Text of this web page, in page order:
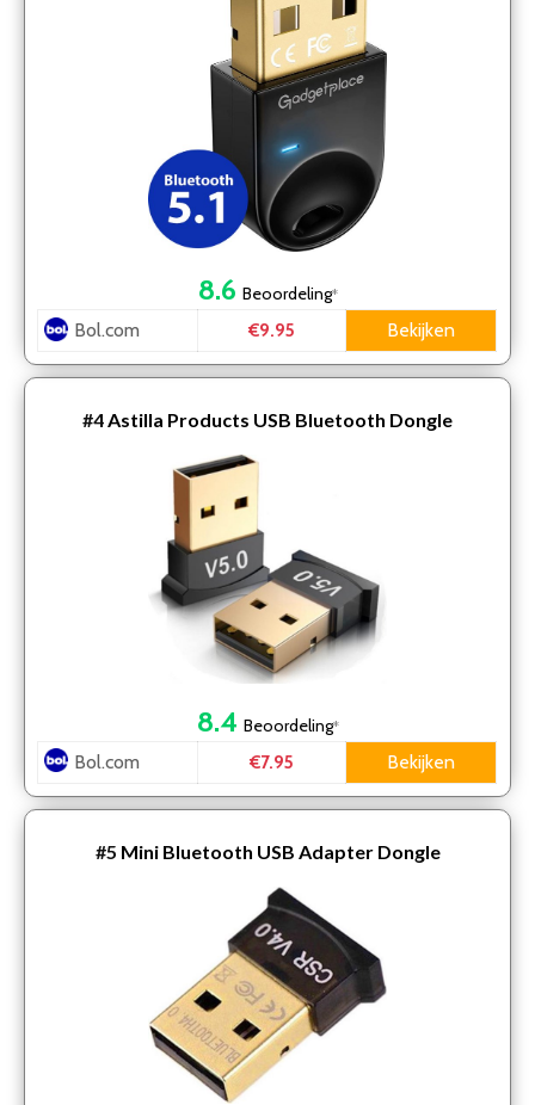
8.6 Beoordeling*
Bol.com €9.95 Bekijken
#4Astilla Products USB Bluetooth Dongle
8.4 Beoordeling*
Bol.com €7.95 Bekijken
#5 Mini Bluetooth USB Adapter Dongle